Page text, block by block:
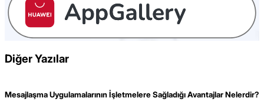
Diğer Yazılar
Mesajlaşma Uygulamalarının İşletmelere Sağladığı Avantajlar Nelerdir?